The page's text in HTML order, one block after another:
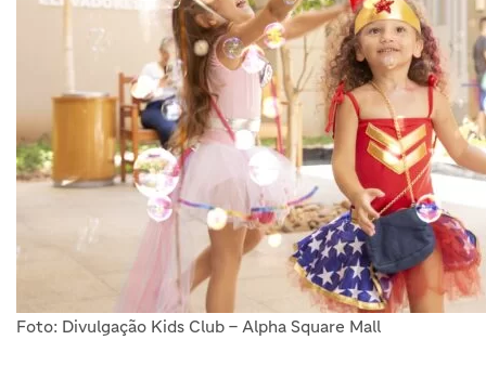
Foto: Divulgação Kids Club – Alpha Square Mall